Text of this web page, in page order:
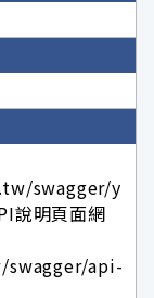
swagger/y
說明頁面網
api-